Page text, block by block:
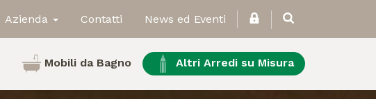
Azienda Contatti News ed Eventi
Mobili da Bagno Altri Arredi su Misura